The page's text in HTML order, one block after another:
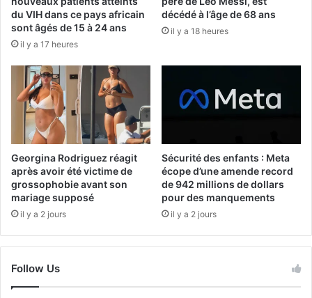
du VIH dans ce pays africain
sont âgés de 15 à 24 ans
il y a 17 heures
décédé à l’âge de 68 ans
il y a 18 heures
Georgina Rodriguez réagit
après avoir été victime de
grossophobie avant son
mariage supposé
il y a 2 jours
Sécurité des enfants : Meta
écope d’une amende record
de 942 millions de dollars
pour des manquements
il y a 2 jours
Follow Us